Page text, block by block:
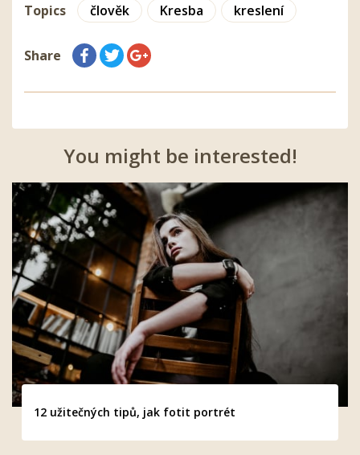
Topics člověk Kresba kreslení
Share
You might be interested!
12 užitečných tipů, jak fotit portrét